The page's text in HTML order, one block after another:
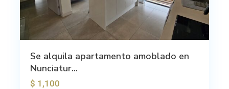
Se alquila apartamento amoblado en
Nunciatur...
$ 1,100